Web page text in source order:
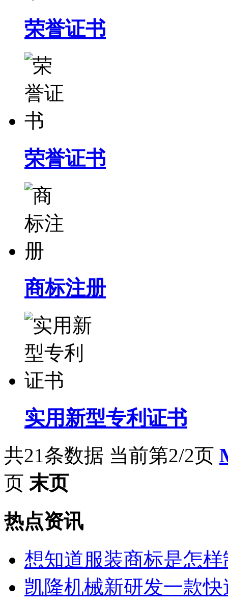
荣誉证书
荣誉证书
商标注册
实用新型专利证书
共21条数据 当前第2/2页
页 末页
热点资讯
想知道服装商标是怎
凯隆机械新研发一款